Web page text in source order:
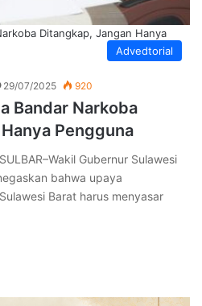
Advedtorial
Ditangkap, Jangan Hanya
29/07/2025 920
Bandar Narkoba
Pengguna
Gubernur Sulawesi
bahwa upaya
Barat harus menyasar